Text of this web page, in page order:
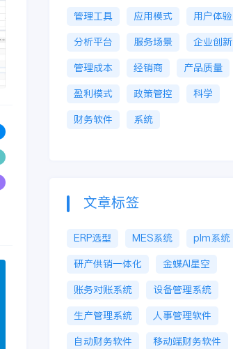
管理工具
应用模式
用户体验
分析平台
服务场景
企业创新
管理成本
经销商
产品质量
盈利模式
政策管控
科学
财务软件
系统
文章标签
ERP选型 MES系统
plm系统
研产供销一体化
金蝶AI星空
账务对账系统
设备管理系统
生产管理系统
人事管理软件
自动财务软件
移动端财务软件